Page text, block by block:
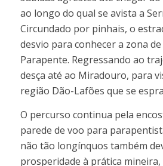
ao longo do qual se avista a
Circundado por pinhais, o
desvio para conhecer a zona
Parapente. Regressando ao
desça até ao Miradouro, para
região Dão-Lafões que se
O percurso continua pela
parede de voo para
não tão longínquos também
prosperidade à prática mineira,